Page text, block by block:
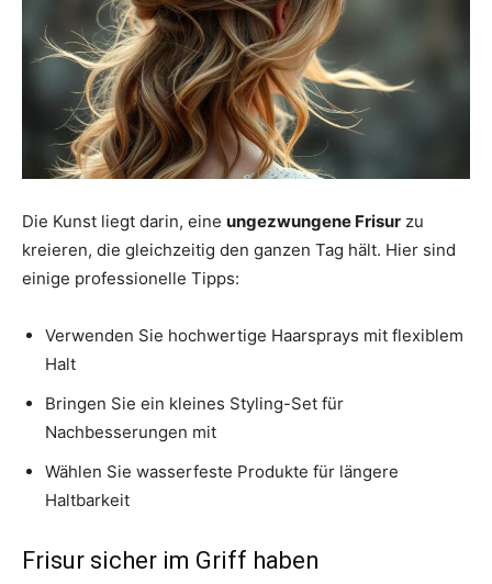
Die Kunst liegt darin, eine ungezwungene Frisur zu
kreieren, die gleichzeitig den ganzen Tag hält. Hier sind
einige professionelle Tipps:
Verwenden Sie hochwertige Haarsprays mit flexiblem
Halt
Bringen Sie ein kleines Styling-Set für
Nachbesserungen mit
Wählen Sie wasserfeste Produkte für längere
Haltbarkeit
Frisur sicher im Griff haben